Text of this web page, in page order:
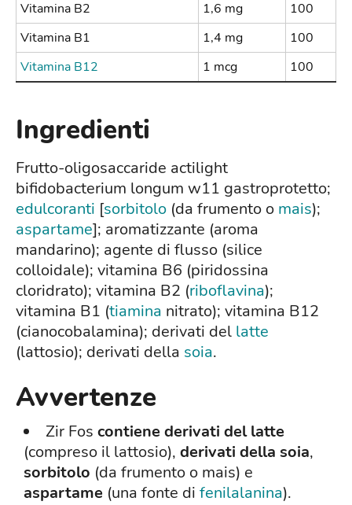
Vitamina B2 1,6 mg
100
Vitamina B1
1,4 mg
100
Vitamina B12
1 mcg 100
Ingredienti
Frutto-oligosaccaride actilight
bifidobacterium longum w11 gastroprotetto;
edulcoranti [sorbitolo (da frumento o mais);
aspartame]; aromatizzante (aroma
mandarino); agente di flusso (silice
colloidale); vitamina B6 (piridossina
cloridrato); vitamina B2 (riboflavina);
vitamina B1 (tiamina nitrato); vitamina B12
(cianocobalamina); derivati del latte
(lattosio); derivati della soia.
Avvertenze
Zir Fos contiene derivati del latte
(compreso il lattosio), derivati della soia,
sorbitolo (da frumento o mais) e
aspartame (una fonte di fenilalanina).